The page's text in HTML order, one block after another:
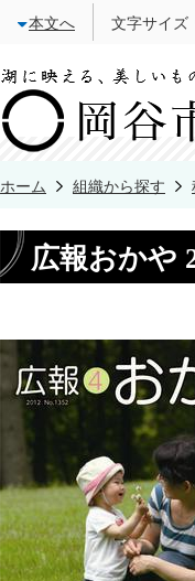
本文へ 文字サイズ
ホーム 組織から探す
広報おかや